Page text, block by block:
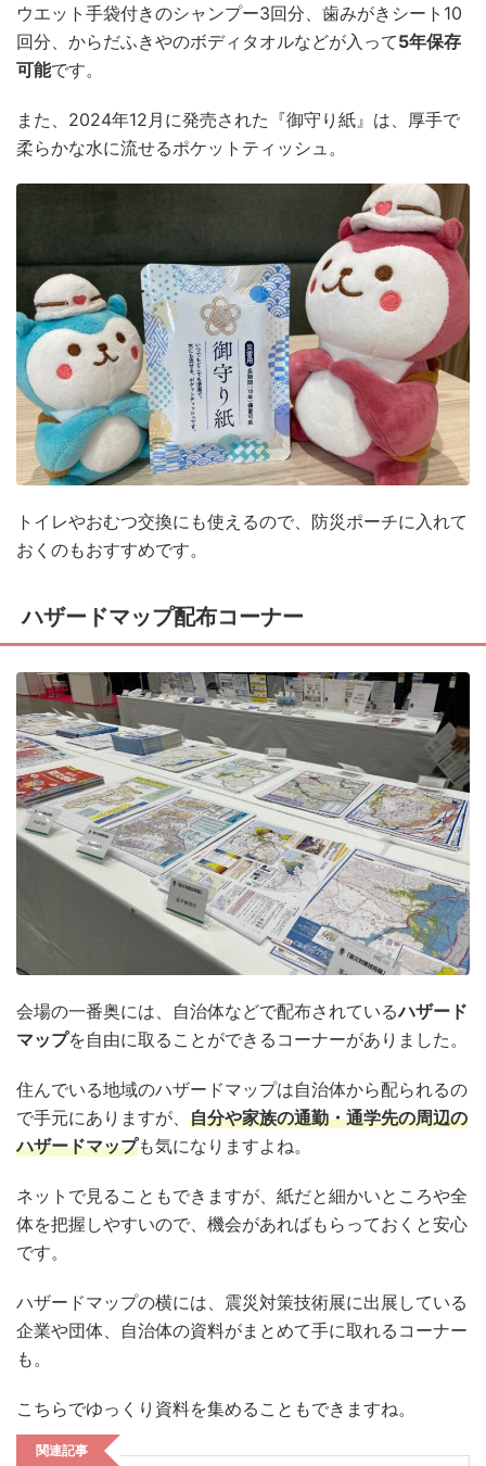
ウエット手袋付きのシャンプー3回分、歯みがきシート10
回分、からだふきやのボディタオルなどが入って5年保存
可能です。
また、2024年12月に発売された『御守り紙』は、厚手で
柔らかな水に流せるポケットティッシュ。
トイレやおむつ交換にも使えるので、防災ポーチに入れて
おくのもおすすめです。
ハザードマップ配布コーナー
会場の一番奥には、自治体などで配布されているハザード
マップを自由に取ることができるコーナーがありました。
住んでいる地域のハザードマップは自治体から配られるの
で手元にありますが、 自分や家族の通勤・通学先の周辺の
ハザードマップも気になりますよね。
ネットで見ることもできますが、紙だと細かいところや全
体を把握しやすいので、機会があればもらっておくと安心
です。
ハザードマップの横には、震災対策技術展に出展している
企業や団体、自治体の資料がまとめて手に取れるコーナー
も。
こちらでゆっくり資料を集めることもできますね。
関連記事